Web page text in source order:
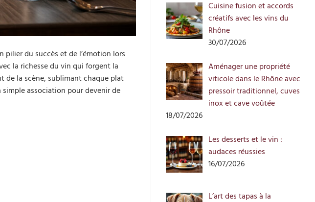
pilier du succès et de l’émotion lors
la richesse du vin qui forgent la
de la scène, sublimant chaque plat
association pour devenir de
Cuisine fusion et accords
créatifs avec les vins du
Rhône
30/07/2026
Aménager une propriété
viticole dans le Rhône avec
pressoir traditionnel, cuves
inox et cave voûtée
18/07/2026
Les desserts et le vin :
audaces réussies
16/07/2026
L’art des tapas à la